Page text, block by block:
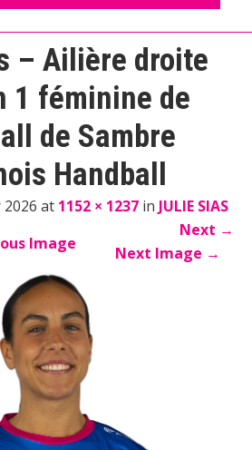
– Ailière droite
1 féminine de
de Sambre
Handball
at 1152 × 1237 in JULIE SIAS
Next →
Image Next Image →